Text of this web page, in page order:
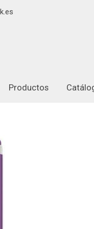
Productos